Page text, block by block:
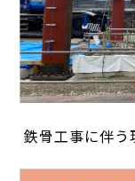
鉄骨工事に伴